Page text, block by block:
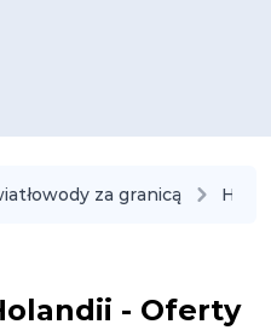
za granicą
- Oferty